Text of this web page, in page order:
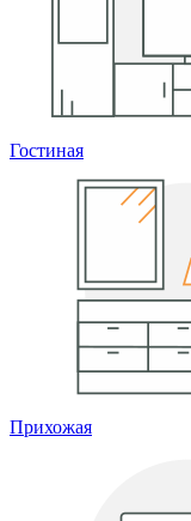
Гостиная
Прихожая